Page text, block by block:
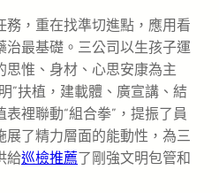
務，重在找準切進點，應用看
治最基礎。三公司以生孩子運
思惟、身材、心思安康為主
”扶植，建載體、廣宣講、結
裡聯動“組合拳”，提振了員
展了精力層面的能動性，為三
給巡檢推薦了剛強文明包管和